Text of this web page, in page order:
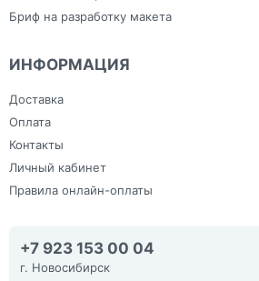
Бриф на разработку макета
ИНФОРМАЦИЯ
Доставка
Оплата
Контакты
Личный кабинет
Правила онлайн-оплаты
+7 923 153 00 04
г. Новосибирск